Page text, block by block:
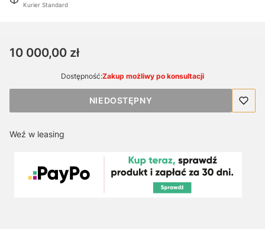
Kurier Standard
Cena
10 000,00 zł
Dostępność:Zakup możliwy po konsultacji
NIEDOSTĘPNY
Weź w leasing